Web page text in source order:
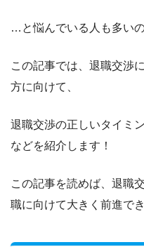
…と悩んでいる人も多い
この記事では、 退職交渉
方に向けて、
退職交渉の正しいタイミ
などを紹介します！
この記事を読めば、 退職
職に向けて大きく前進で